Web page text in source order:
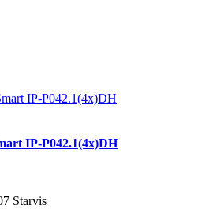
IP-P042.1(4x)DH
Starvis